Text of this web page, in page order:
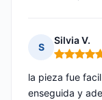
S
Silvia V.
Nota: 5 de
la pieza fue
enseguida y